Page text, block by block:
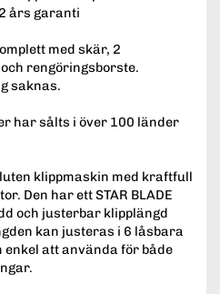
års garanti
med skär, 2
rengöringsborste.
saknas.
har sålts i över 100 länder
klippmaskin med kraftfull
Den har ett STAR BLADE
och justerbar klipplängd
kan justeras i 6 låsbara
enkel att använda för både